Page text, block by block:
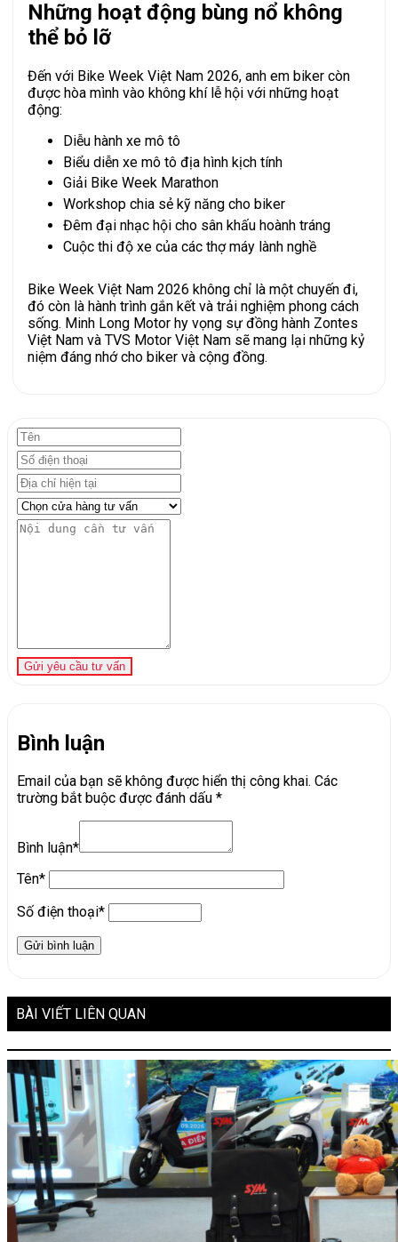
Những hoạt động bùng nổ không
thể bỏ lỡ
Đến với Bike Week Việt Nam 2026, anh em biker còn
được hòa mình vào không khí lễ hội với những hoạt
động:
Diễu hành xe mô tô
Biểu diễn xe mô tô địa hình kịch tính
Giải Bike Week Marathon
Workshop chia sẻ kỹ năng cho biker
Đêm đại nhạc hội cho sân khấu hoành tráng
Cuộc thi độ xe của các thợ máy lành nghề
Bike Week Việt Nam 2026 không chỉ là một chuyến đi,
đó còn là hành trình gắn kết và trải nghiệm phong cách
sống. Minh Long Motor hy vọng sự đồng hành Zontes
Việt Nam và TVS Motor Việt Nam sẽ mang lại những kỷ
niệm đáng nhớ cho biker và cộng đồng.
Gửi yêu cầu tư vấn
Bình luận
Email của bạn sẽ không được hiển thị công khai. Các
trường bắt buộc được đánh dấu *
Bình luận*
Tên*
Số điện thoại*
BÀI VIẾT LIÊN QUAN